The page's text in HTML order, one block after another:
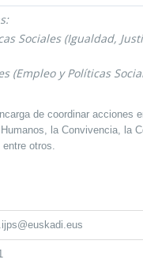
Sociales (Igualdad,
(Empleo y Políticas
de coordinar acciones
la Convivencia, la
otros.